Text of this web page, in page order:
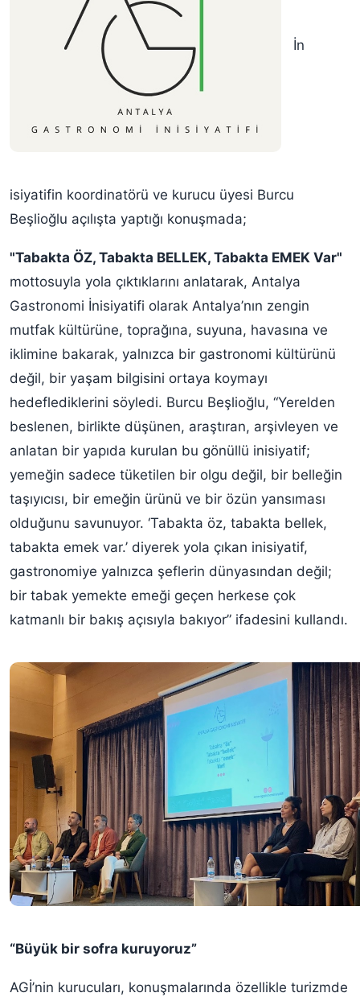
İn
isiyatifin koordinatörü ve kurucu üyesi Burcu
Beşlioğlu açılışta yaptığı konuşmada;
"Tabakta ÖZ, Tabakta BELLEK, Tabakta EMEK Var"
mottosuyla yola çıktıklarını anlatarak, Antalya
Gastronomi İnisiyatifi olarak Antalya’nın zengin
mutfak kültürüne, toprağına, suyuna, havasına ve
iklimine bakarak, yalnızca bir gastronomi kültürünü
değil, bir yaşam bilgisini ortaya koymayı
hedeflediklerini söyledi. Burcu Beşlioğlu, “Yerelden
beslenen, birlikte düşünen, araştıran, arşivleyen ve
anlatan bir yapıda kurulan bu gönüllü inisiyatif;
yemeğin sadece tüketilen bir olgu değil, bir belleğin
taşıyıcısı, bir emeğin ürünü ve bir özün yansıması
olduğunu savunuyor. ‘Tabakta öz, tabakta bellek,
tabakta emek var.’ diyerek yola çıkan inisiyatif,
gastronomiye yalnızca şeflerin dünyasından değil;
bir tabak yemekte emeği geçen herkese çok
katmanlı bir bakış açısıyla bakıyor” ifadesini kullandı.
“Büyük bir sofra kuruyoruz”
AGİ’nin kurucuları, konuşmalarında özellikle turizmde